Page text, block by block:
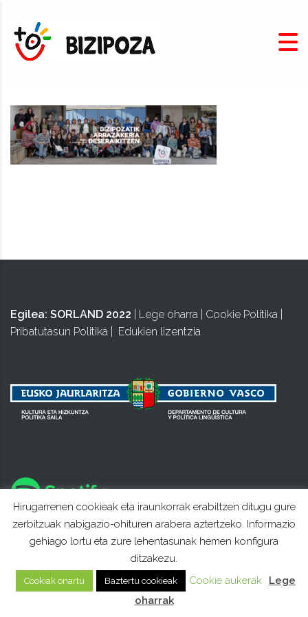
Egilea: SORLAND 2022 Lege oharra Cookie Politika
Pribatutasun Politika
Edukien lizentzia
Hirugarrenen cookieak eta iraunkorrak erabiltzen ditugu gure
zerbitzuak nabigazio-ohituren arabera aztertzeko. Informazio
gehiago lortu eta zure lehentasunak hemen konfigura
ditzakezu.
Cookiak onartu Baztertu cookieak Cookie aukerak
Lege
oharrak